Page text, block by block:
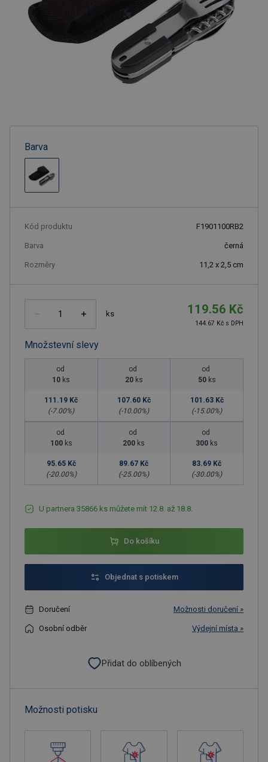
Barva
Kód produktu F1901100RB2
Barva černá
Rozměry 11,2 x 2,5 cm
ks 119.56 Kč
144.67 Kč s DPH
Množstevní slevy
od
10 ks
111.19 Kč
(-7.00%)
od
20 ks
107.60 Kč
(-10.00%)
od
50 ks
101.63 Kč
(-15.00%)
od
100 ks
95.65 Kč
(-20.00%)
od
200 ks
89.67 Kč
(-25.00%)
od
300 ks
83.69 Kč
(-30.00%)
U partnera 35866 ks můžete mít 12.8. až 18.8.
Do košíku
Objednat s potiskem
Doručení Možnosti doručení »
Osobní odběr Výdejní místa »
Přidat do oblíbených
Možnosti potisku